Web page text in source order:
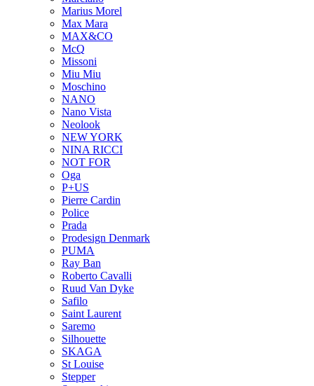
Marius Morel
Max Mara
MAX&CO
McQ
Missoni
Miu Miu
Moschino
NANO
Nano Vista
Neolook
NEW YORK
NINA RICCI
NOT FOR
Oga
P+US
Pierre Cardin
Police
Prada
Prodesign Denmark
PUMA
Ray Ban
Roberto Cavalli
Ruud Van Dyke
Safilo
Saint Laurent
Saremo
Silhouette
SKAGA
St Louise
Stepper